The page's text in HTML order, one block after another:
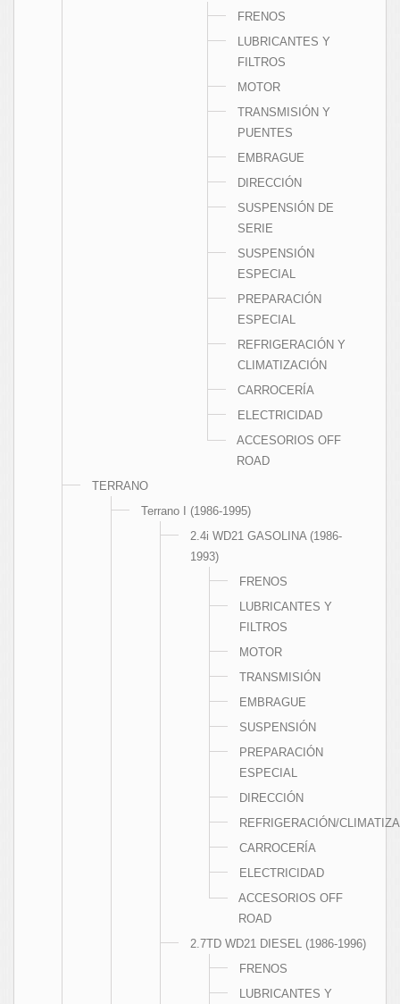
FRENOS
LUBRICANTES Y
FILTROS
MOTOR
TRANSMISIÓN Y
PUENTES
EMBRAGUE
DIRECCIÓN
SUSPENSIÓN DE
SERIE
SUSPENSIÓN
ESPECIAL
PREPARACIÓN
ESPECIAL
REFRIGERACIÓN Y
CLIMATIZACIÓN
CARROCERÍA
ELECTRICIDAD
ACCESORIOS OFF
ROAD
TERRANO
Terrano I (1986-1995)
2.4i WD21 GASOLINA (1986-
1993)
FRENOS
LUBRICANTES Y
FILTROS
MOTOR
TRANSMISIÓN
EMBRAGUE
SUSPENSIÓN
PREPARACIÓN
ESPECIAL
DIRECCIÓN
REFRIGERACIÓN/
CARROCERÍA
ELECTRICIDAD
ACCESORIOS OFF
ROAD
2.7TD WD21 DIESEL (1986-1996)
FRENOS
LUBRICANTES Y